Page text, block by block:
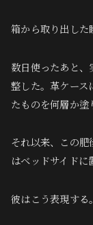
箱から取り出した
数日使ったあと
整した。革ケース
たものを何層か塗
それ以来、この
はベッドサイドに
彼はこう表現する。